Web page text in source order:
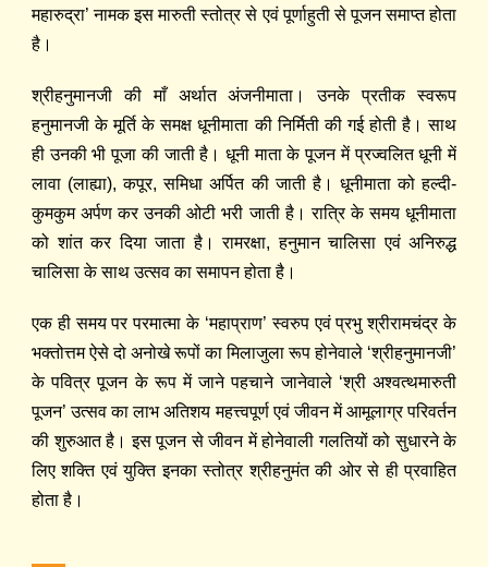
महारुद्रा’ नामक इस मारुती स्तोत्र से एवं पूर्णाहुती से पूजन समाप्त होता
है।
श्रीहनुमानजी की माँ अर्थात अंजनीमाता। उनके प्रतीक स्वरूप
हनुमानजी के मूर्ति के समक्ष धूनीमाता की निर्मिती की गई होती है। साथ
ही उनकी भी पूजा की जाती है। धूनी माता के पूजन में प्रज्वलित धूनी में
लावा (लाह्या), कपूर, समिधा अर्पित की जाती है। धूनीमाता को हल्दी-
कुमकुम अर्पण कर उनकी ओटी भरी जाती है। रात्रि के समय धूनीमाता
को शांत कर दिया जाता है। रामरक्षा, हनुमान चालिसा एवं अनिरुद्ध
चालिसा के साथ उत्सव का समापन होता है।
एक ही समय पर परमात्मा के ‘महाप्राण’ स्वरुप एवं प्रभु श्रीरामचंद्र के
भक्तोत्तम ऐसे दो अनोखे रूपों का मिलाजुला रूप होनेवाले ‘श्रीहनुमानजी’
के पवित्र पूजन के रूप में जाने पहचाने जानेवाले ‘श्री अश्वत्थमारुती
पूजन’ उत्सव का लाभ अतिशय महत्त्वपूर्ण एवं जीवन में आमूलाग्र परिवर्तन
की शुरुआत है। इस पूजन से जीवन में होनेवाली गलतियों को सुधारने के
लिए शक्ति एवं युक्ति इनका स्तोत्र श्रीहनुमंत की ओर से ही प्रवाहित
होता है।